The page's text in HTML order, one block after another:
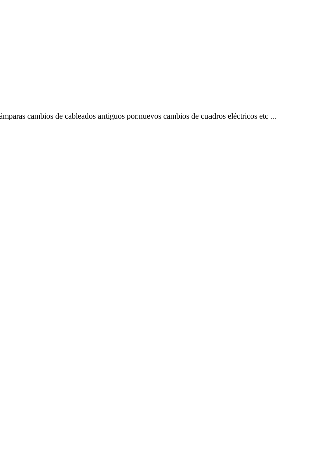
cambios de cableados antiguos por.nuevos cambios de cuadros eléctricos etc ...